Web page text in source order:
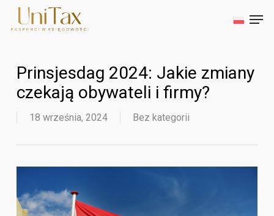
main
Prinsjesdag 2024: Jakie zmiany
czekają obywateli i firmy?
18 września, 2024 Bez kategorii